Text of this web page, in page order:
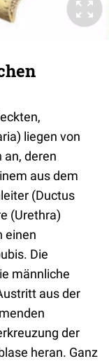
liegen von
an, deren
aus dem
(Ductus
(Urethra)
einen
Die
männliche
aus der
der
heran. Ganz